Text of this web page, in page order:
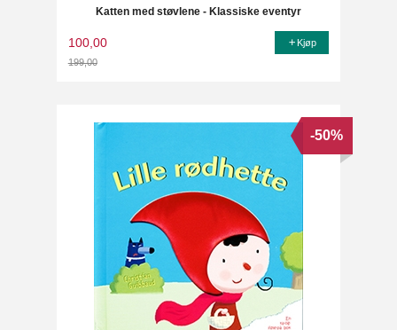
Katten med støvlene - Klassiske eventyr
100,00
199,00
Kjøp
-50%